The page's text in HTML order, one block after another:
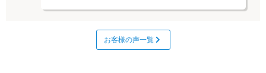
回答日：2025/05/15
お客様の声一覧